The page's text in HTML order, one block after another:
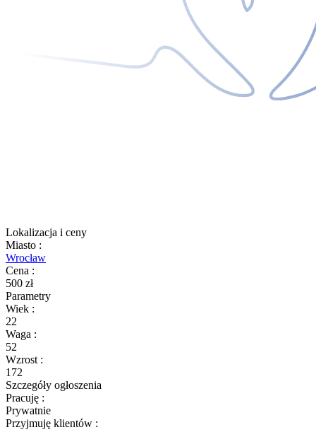
Lokalizacja i ceny
Miasto :
Wrocław
Cena :
500 zł
Parametry
Wiek :
22
Waga :
52
Wzrost :
172
Szczegóły ogłoszenia
Pracuję :
Prywatnie
Przyjmuję klientów :